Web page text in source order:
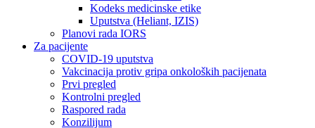
Kodeks medicinske etike
Uputstva (Heliant, IZIS)
Planovi rada IORS
Za pacijente
COVID-19 uputstva
Vakcinacija protiv gripa onkoloških pacijenata
Prvi pregled
Kontrolni pregled
Raspored rada
Konzilijum